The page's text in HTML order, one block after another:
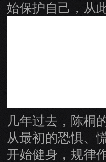
始保护自己，从
几年过去，陈桐
从最初的恐惧、
开始健身，规律